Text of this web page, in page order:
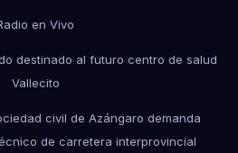
en Vivo
destinado al futuro centro de salud
Vallecito
civil de Azángaro demanda
de carretera interprovincial